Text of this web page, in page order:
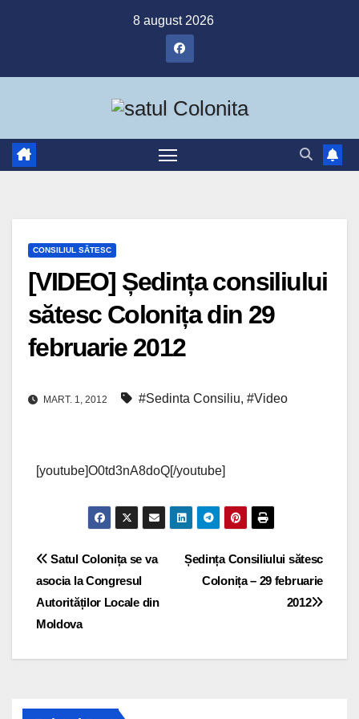
8 august 2026
CONSILIUL SĂTESC
[VIDEO] Ședința consiliului
sătesc Colonița din 29
februarie 2012
MART. 1, 2012 #Sedinta Consiliu, #Video
[youtube]O0td3nA8doQ[/youtube]
Navigare
în
articole
Ședința Consiliului sătesc
Colonița – 29 februarie
2012
Satul Colonița se va
asocia la Congresul
Autorităților Locale din
Moldova